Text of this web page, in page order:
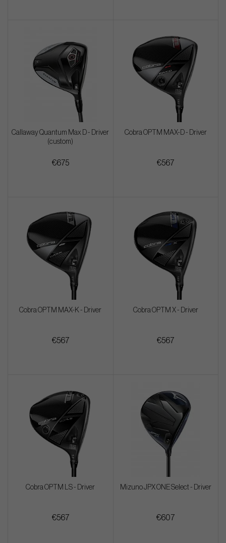
Callaway Quantum Max D - Driver
(custom)
€675
Cobra OPTM MAX-D - Driver
€567
Cobra OPTM MAX-K - Driver
€567
Cobra OPTM X - Driver
€567
Cobra OPTM LS - Driver
€567
Mizuno JPX ONE Select - Driver
€607